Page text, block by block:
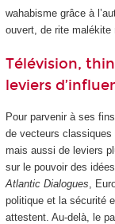
wahabisme grâce à
ouvert, de rite malékite
Télévision,
leviers
Pour parvenir à ses
de vecteurs classiques
mais aussi de leviers
sur le pouvoir des
Atlantic Dialogues ,
politique et la sécurité
attestent. Au-delà, le